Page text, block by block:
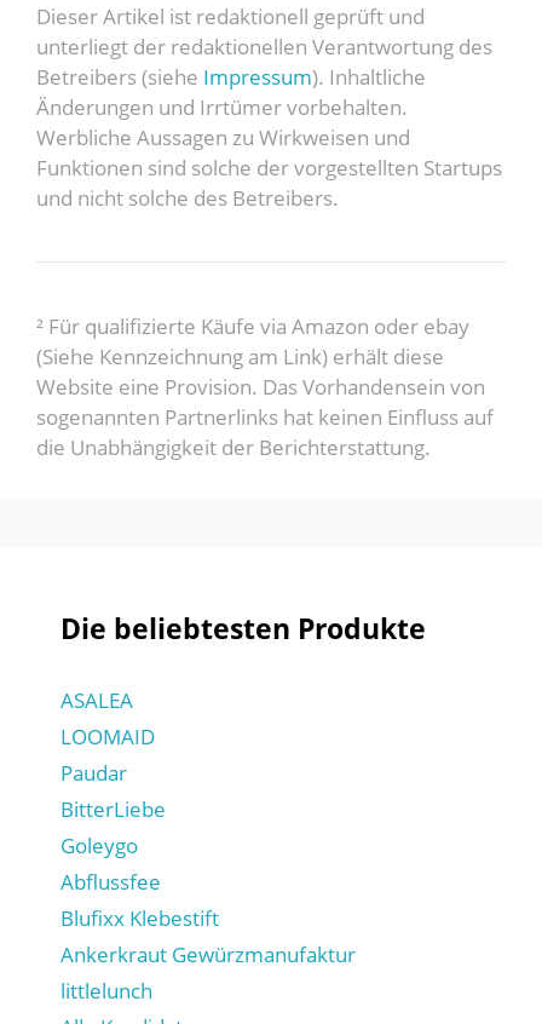
Dieser Artikel ist redaktionell geprüft und
unterliegt der redaktionellen Verantwortung des
Betreibers (siehe Impressum). Inhaltliche
Änderungen und Irrtümer vorbehalten.
Werbliche Aussagen zu Wirkweisen und
Funktionen sind solche der vorgestellten Startups
und nicht solche des Betreibers.
² Für qualifizierte Käufe via Amazon oder ebay
(Siehe Kennzeichnung am Link) erhält diese
Website eine Provision. Das Vorhandensein von
sogenannten Partnerlinks hat keinen Einfluss auf
die Unabhängigkeit der Berichterstattung.
Die beliebtesten Produkte
ASALEA
LOOMAID
Paudar
BitterLiebe
Goleygo
Abflussfee
Blufixx Klebestift
Ankerkraut Gewürzmanufaktur
littlelunch